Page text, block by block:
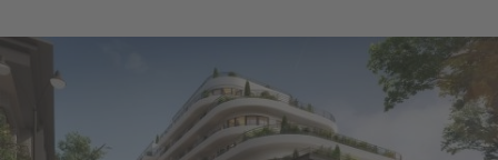
Image